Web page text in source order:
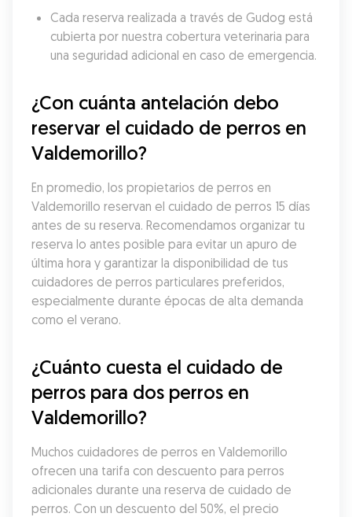
Cada reserva realizada a través de Gudog está
cubierta por nuestra cobertura veterinaria para
una seguridad adicional en caso de emergencia.
¿Con cuánta antelación debo
reservar el cuidado de perros en
Valdemorillo?
En promedio, los propietarios de perros en
Valdemorillo reservan el cuidado de perros 15 días
antes de su reserva. Recomendamos organizar tu
reserva lo antes posible para evitar un apuro de
última hora y garantizar la disponibilidad de tus
cuidadores de perros particulares preferidos,
especialmente durante épocas de alta demanda
como el verano.
¿Cuánto cuesta el cuidado de
perros para dos perros en
Valdemorillo?
Muchos cuidadores de perros en Valdemorillo
ofrecen una tarifa con descuento para perros
adicionales durante una reserva de cuidado de
perros. Con un descuento del 50%, el precio